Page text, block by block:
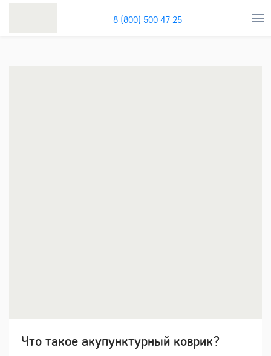
8 (800) 500 47 25
Что такое акупунктурный коврик?